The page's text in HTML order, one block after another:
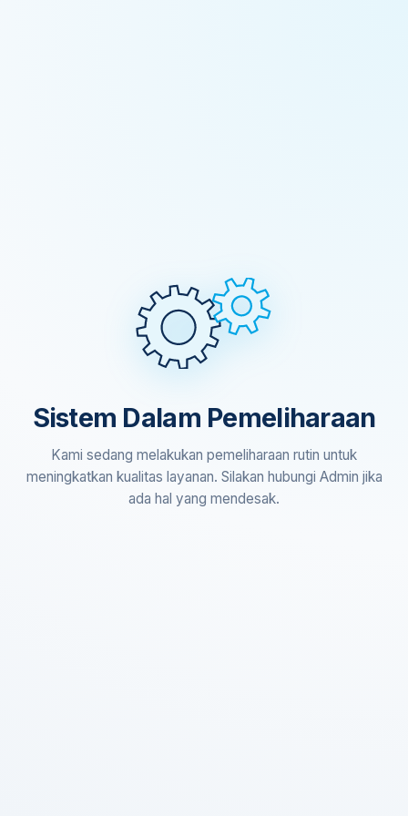
Sistem Dalam Pemeliharaan
Kami sedang melakukan pemeliharaan rutin untuk
meningkatkan kualitas layanan. Silakan hubungi Admin jika
ada hal yang mendesak.